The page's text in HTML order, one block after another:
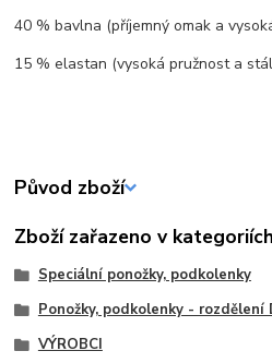
40 % bavlna (příjemný omak a
15 % elastan (vysoká pružnost a
Původ zboží
Zboží zařazeno v kategoriích
Speciální ponožky, podkolenky
Ponožky, podkolenky - rozdělení
VÝROBCI